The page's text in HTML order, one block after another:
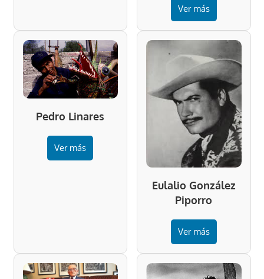
Ver más
Pedro Linares
Ver más
Eulalio González
Piporro
Ver más